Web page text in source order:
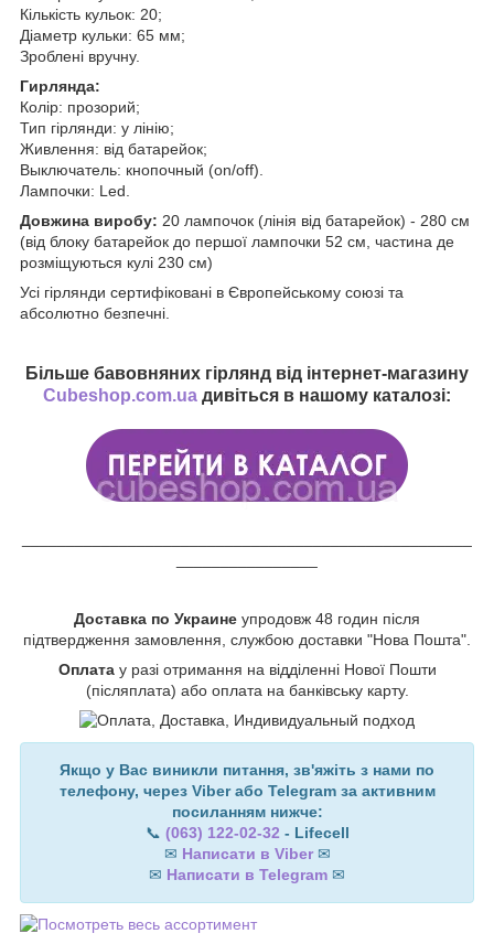
Кількість кульок: 20;
Діаметр кульки: 65 мм;
Зроблені вручну.
Гирлянда:
Колір: прозорий;
Тип гірлянди: у лінію;
Живлення: від батарейок;
Выключатель: кнопочный (on/off).
Лампочки: Led.
Довжина виробу: 20 лампочок (лінія від батарейок) - 280 см
(від блоку батарейок до першої лампочки 52 см, частина де
розміщуються кулі 230 см)
Усі гірлянди сертифіковані в Європейському союзі та
абсолютно безпечні.
Більше бавовняних гірлянд від інтернет-магазину
Cubeshop.com.ua дивіться в нашому каталозі:
Доставка по Украине упродовж 48 годин після
підтвердження замовлення, службою доставки "Нова Пошта".
Оплата у разі отримання на відділенні Нової Пошти
(післяплата) або оплата на банківську карту.
Якщо у Вас виникли питання, зв'яжіть з нами по
телефону, через Viber або Telegram за активним
посиланням нижче:
📞 (063) 122-02-32 - Lifecell
✉ Написати в Viber ✉
✉ Написати в Telegram ✉